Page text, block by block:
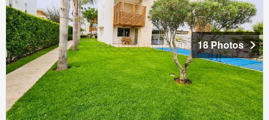
18 Photos